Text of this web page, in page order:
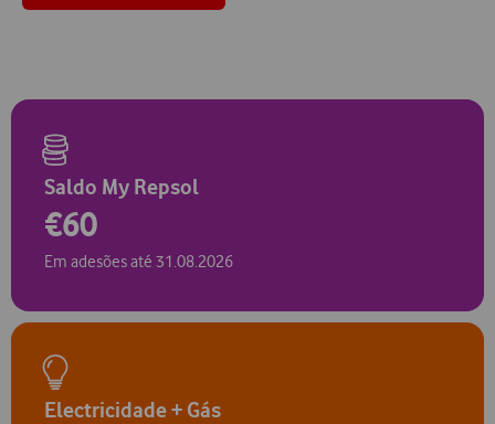
Saldo My Repsol
€60
Em adesões até 31.08.2026
Electricidade + Gás